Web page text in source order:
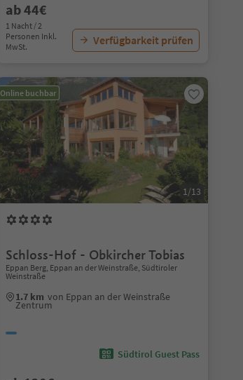
ab 44€
1 Nacht / 2
Personen Inkl.
MwSt.
Verfügbarkeit prüfen
Online buchbar
1/13
Schloss-Hof - Obkircher Tobias
Eppan Berg, Eppan an der Weinstraße, Südtiroler
Weinstraße
1.7 km von Eppan an der Weinstraße
Zentrum
Südtirol Guest Pass